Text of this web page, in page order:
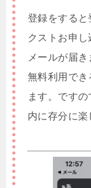
登録をすると
クストお申
メールが届
無料利用でき
ます。です
内に存分に楽